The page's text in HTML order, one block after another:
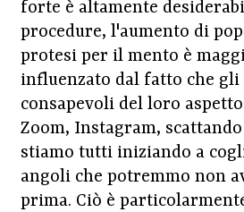
forte è altamente
procedure, l'aumento di
protesi per il mento è
influenzato dal fatto che
consapevoli del loro
Zoom, Instagram,
stiamo tutti iniziando a
angoli che potremmo non
prima. Ciò è